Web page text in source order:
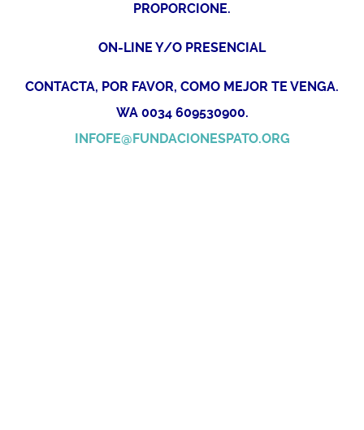
PROPORCIONE.
ON-LINE Y/O PRESENCIAL
CONTACTA, POR FAVOR, COMO MEJOR TE VENGA.
WA 0034 609530900.
INFOFE@FUNDACIONESPATO.ORG